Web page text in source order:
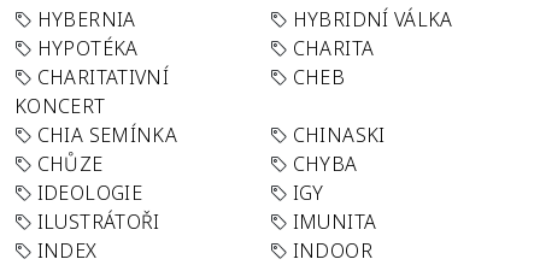
HYBERNIA
HYBRIDNÍ VÁLKA
HYPOTÉKA
CHARITA
CHARITATIVNÍ
KONCERT
CHEB
CHIA SEMÍNKA
CHINASKI
CHŮZE
CHYBA
IDEOLOGIE
IGY
ILUSTRÁTOŘI
IMUNITA
INDEX
INDOOR